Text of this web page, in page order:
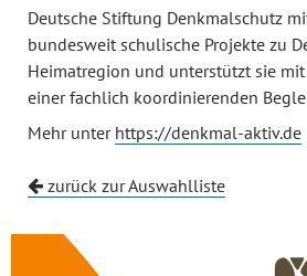
Deutsche Stiftung Denkmalschutz
bundesweit schulische Projekte zu
Heimatregion und unterstützt sie
einer fachlich koordinierenden
Mehr unter https://denkmal-aktiv.de
zurück zur Auswahlliste